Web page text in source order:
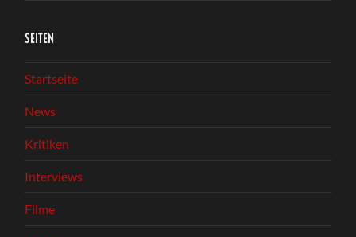
SEITEN
Startseite
News
Kritiken
Interviews
Filme